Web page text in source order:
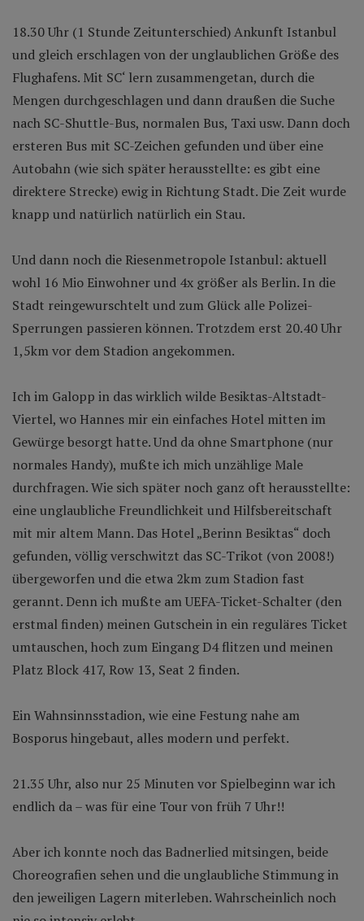
18.30 Uhr (1 Stunde Zeitunterschied) Ankunft Istanbul
und gleich erschlagen von der unglaublichen Größe des
Flughafens. Mit SC‘ lern zusammengetan, durch die
Mengen durchgeschlagen und dann draußen die Suche
nach SC-Shuttle-Bus, normalen Bus, Taxi usw. Dann doch
ersteren Bus mit SC-Zeichen gefunden und über eine
Autobahn (wie sich später herausstellte: es gibt eine
direktere Strecke) ewig in Richtung Stadt. Die Zeit wurde
knapp und natürlich natürlich ein Stau.
Und dann noch die Riesenmetropole Istanbul: aktuell
wohl 16 Mio Einwohner und 4x größer als Berlin. In die
Stadt reingewurschtelt und zum Glück alle Polizei-
Sperrungen passieren können. Trotzdem erst 20.40 Uhr
1,5km vor dem Stadion angekommen.
Ich im Galopp in das wirklich wilde Besiktas-Altstadt-
Viertel, wo Hannes mir ein einfaches Hotel mitten im
Gewürge besorgt hatte. Und da ohne Smartphone (nur
normales Handy), mußte ich mich unzählige Male
durchfragen. Wie sich später noch ganz oft herausstellte:
eine unglaubliche Freundlichkeit und Hilfsbereitschaft
mit mir altem Mann. Das Hotel „Berinn Besiktas“ doch
gefunden, völlig verschwitzt das SC-Trikot (von 2008!)
übergeworfen und die etwa 2km zum Stadion fast
gerannt. Denn ich mußte am UEFA-Ticket-Schalter (den
erstmal finden) meinen Gutschein in ein reguläres Ticket
umtauschen, hoch zum Eingang D4 flitzen und meinen
Platz Block 417, Row 13, Seat 2 finden.
Ein Wahnsinnsstadion, wie eine Festung nahe am
Bosporus hingebaut, alles modern und perfekt.
21.35 Uhr, also nur 25 Minuten vor Spielbeginn war ich
endlich da – was für eine Tour von früh 7 Uhr!!
Aber ich konnte noch das Badnerlied mitsingen, beide
Choreografien sehen und die unglaubliche Stimmung in
den jeweiligen Lagern miterleben. Wahrscheinlich noch